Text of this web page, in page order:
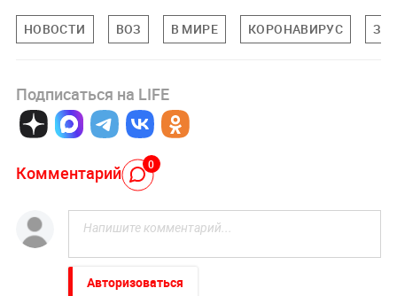
НОВОСТИ ВОЗ В МИРЕ КОРОНАВИРУС
Подписаться на LIFE
Комментарий 0
Авторизоваться